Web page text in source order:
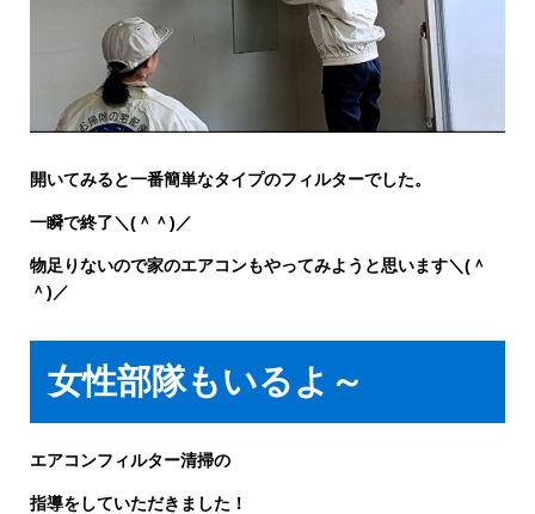
開いてみると一番簡単なタイプのフィルターでした。
一瞬で終了＼(＾＾)／
物足りないので家のエアコンもやってみようと思います＼(＾
＾)／
女性部隊もいるよ～
エアコンフィルター清掃の
指導をしていただきました！